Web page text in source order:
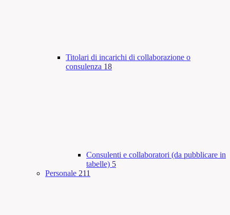
Titolari di incarichi di collaborazione o
consulenza 18
Consulenti e collaboratori (da pubblicare in
tabelle) 5
Personale 211